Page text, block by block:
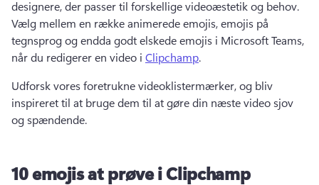
Vælg mellem en række animerede emojis, emojis på
tegnsprog og endda godt elskede emojis i Microsoft Teams,
når du redigerer en video i Clipchamp.
Udforsk vores foretrukne videoklistermærker, og bliv
inspireret til at bruge dem til at gøre din næste video sjov
og spændende.
10 emojis at prøve i Clipchamp